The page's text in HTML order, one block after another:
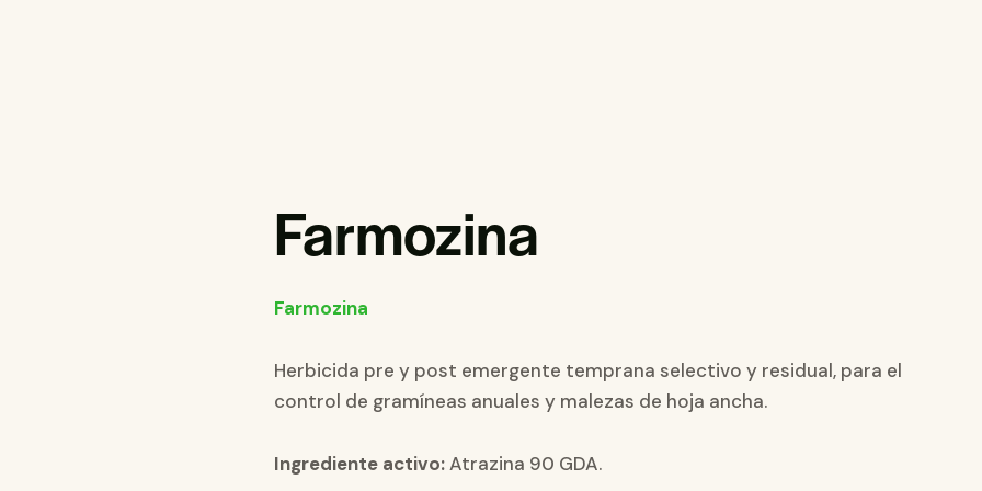
Farmozina
Farmozina
Herbicida pre y post emergente temprana selectivo y residual, para el
control de gramíneas anuales y malezas de hoja ancha.
Ingrediente activo:Atrazina 90 GDA.